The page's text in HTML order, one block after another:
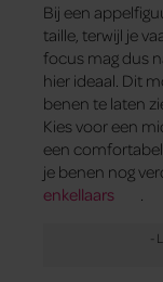
Bij een
taille, terwijl je
focus mag dus
hier ideaal. Dit
benen te laten
Kies voor een
een
je benen nog
enkellaars
.